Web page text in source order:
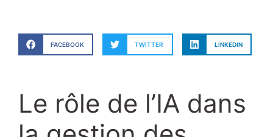
FACEBOOK TWITTER LINKEDIN
Le rôle de l’IA dans